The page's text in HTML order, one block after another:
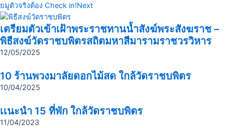
ยมูตัวจริงต้อง Check in!Next
เตรียมตัวเข้าเฝ้าพระราชทานน้ำสังฆ์พระสังฆราช –
พิธีสงฆ์วัดราชบพิตรสถิตมหาสีมารามราชวรวิหาร
12/05/2025
10 ร้านพวงมาลัยดอกไม้สด ใกล้วัดราชบพิตร
10/04/2025
เเนะนำ 15 ที่พัก ใกล้วัดราชบพิตร
11/04/2023